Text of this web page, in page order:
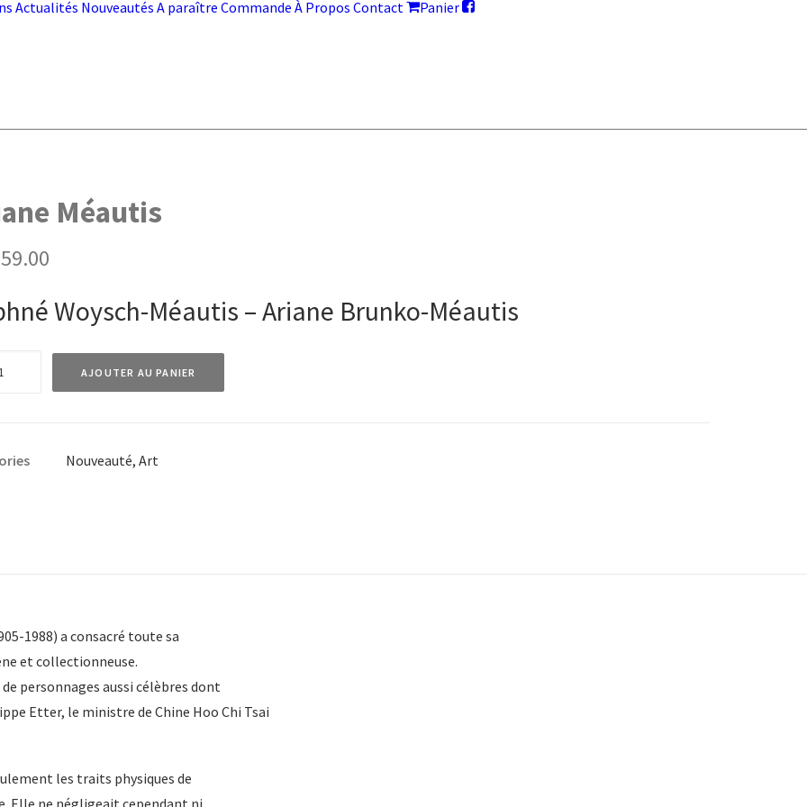
Actualités Nouveautés A paraître Commande À Propos Contact Panier
Méautis
59.00
Woysch-Méautis – Ariane Brunko-Méautis
AJOUTER AU PANIER
Nouveauté, Art
1988) a consacré toute sa
et collectionneuse.
personnages aussi célèbres dont
Etter, le ministre de Chine Hoo Chi Tsai
les traits physiques de
Elle ne négligeait cependant ni